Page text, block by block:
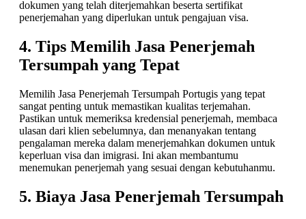
dokumen yang telah diterjemahkan beserta sertifikat
penerjemahan yang diperlukan untuk pengajuan visa.
4. Tips Memilih Jasa Penerjemah
Tersumpah yang Tepat
Memilih Jasa Penerjemah Tersumpah Portugis yang tepat
sangat penting untuk memastikan kualitas terjemahan.
Pastikan untuk memeriksa kredensial penerjemah, membaca
ulasan dari klien sebelumnya, dan menanyakan tentang
pengalaman mereka dalam menerjemahkan dokumen untuk
keperluan visa dan imigrasi. Ini akan membantumu
menemukan penerjemah yang sesuai dengan kebutuhanmu.
5. Biaya Jasa Penerjemah Tersumpah